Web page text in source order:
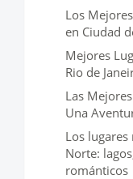
Los
en Ciudad
Mejores
Rio de
Las
Una
Los
Norte:
románticos